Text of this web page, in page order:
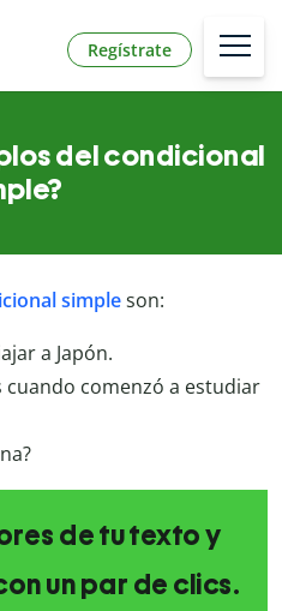
Regístrate
del condicional
simpleson:
a Japón.
cuando comenzó a estudiar
de tu texto y
un par de clics.